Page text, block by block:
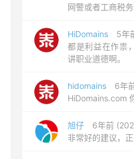
网警或者工商税
HiDomains
5年
都是利益在作祟
讲职业道德啊。
hidomains
6年
HiDomains.com
旭仔
6年前
非常好的建议，正